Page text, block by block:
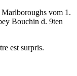
vom 1.
Bouchin d. 9ten
est surpris.